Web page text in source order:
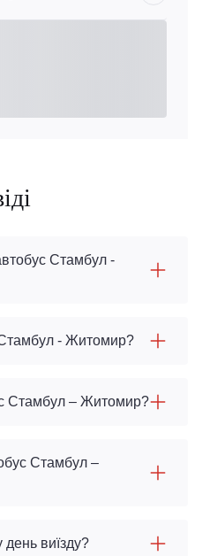
Стамбул -
- Житомир?
Стамбул – Житомир?
Стамбул –
день виїзду?